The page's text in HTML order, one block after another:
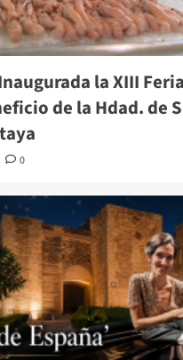
la XIII
de la Hdad. de
0